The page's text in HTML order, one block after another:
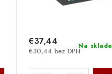
Na sklade
€30,44 bez DPH
€37,44